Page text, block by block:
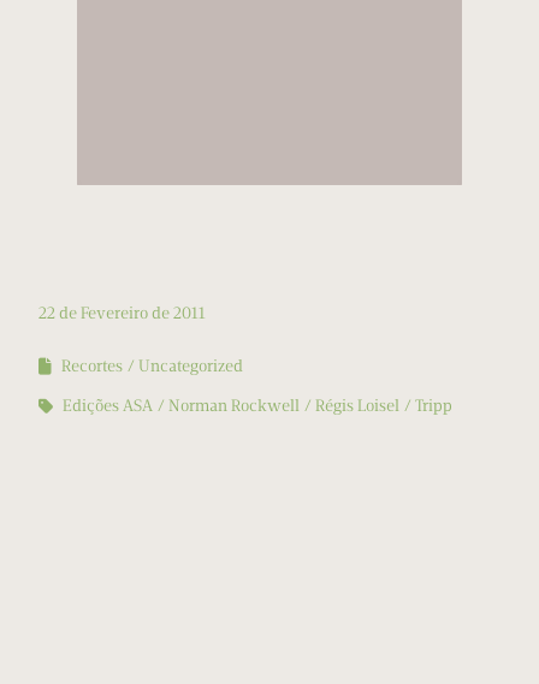
22 de Fevereiro de 2011
Recortes
Uncategorized
Edições ASA
Norman Rockwell Régis Loisel Tripp